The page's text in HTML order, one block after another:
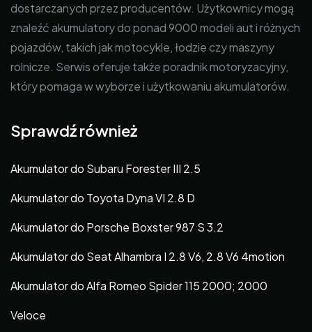
dostarczanych przez producentów. Użytkownicy mogą
znaleźć akumulatory do ponad 9000 modeli aut i różnych
pojazdów, takich jak motocykle, łodzie czy maszyny
rolnicze. Serwis oferuje także poradnik motoryzacyjny,
który pomaga w wyborze i użytkowaniu akumulatorów.
Sprawdź również
Akumulator do Subaru Forester III 2.5
Akumulator do Toyota Dyna VI 2.8 D
Akumulator do Porsche Boxster 987 S 3.2
Akumulator do Seat Alhambra I 2.8 V6, 2.8 V6 4motion
Akumulator do Alfa Romeo Spider 115 2000; 2000
Veloce